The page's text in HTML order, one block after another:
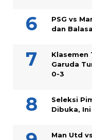
PSG vs
dan
Klasemen
Garuda
0-3
Seleksi
Dibuka,
Man Utd